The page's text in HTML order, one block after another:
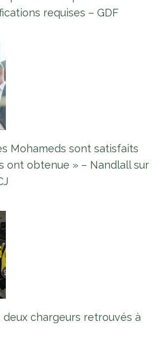
requises – GDF
Mohameds sont satisfaits
ont obtenue » – Nandlall sur
deux chargeurs retrouvés à